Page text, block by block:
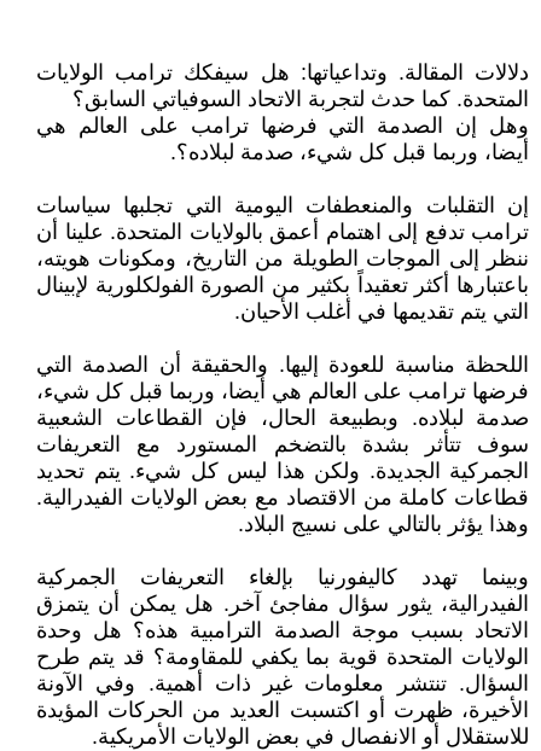
دلالات المقالة. وتداعياتها: هل سيفكك ترامب الولايات
المتحدة. كما حدث لتجربة الاتحاد السوفياتي السابق؟
وهل إن الصدمة التي فرضها ترامب على العالم هي
أيضا، وربما قبل كل شيء، صدمة لبلاده؟.
إن التقلبات والمنعطفات اليومية التي تجلبها سياسات
ترامب تدفع إلى اهتمام أعمق بالولايات المتحدة. علينا أن
ننظر إلى الموجات الطويلة من التاريخ، ومكونات هويته،
باعتبارها أكثر تعقيداً بكثير من الصورة الفولكلورية لإبينال
التي يتم تقديمها في أغلب الأحيان.
اللحظة مناسبة للعودة إليها. والحقيقة أن الصدمة التي
فرضها ترامب على العالم هي أيضا، وربما قبل كل شيء،
صدمة لبلاده. وبطبيعة الحال، فإن القطاعات الشعبية
سوف تتأثر بشدة بالتضخم المستورد مع التعريفات
الجمركية الجديدة. ولكن هذا ليس كل شيء. يتم تحديد
قطاعات كاملة من الاقتصاد مع بعض الولايات الفيدرالية.
وهذا يؤثر بالتالي على نسيج البلاد.
وبينما تهدد كاليفورنيا بإلغاء التعريفات الجمركية
الفيدرالية، يثور سؤال مفاجئ آخر. هل يمكن أن يتمزق
الاتحاد بسبب موجة الصدمة الترامبية هذه؟ هل وحدة
الولايات المتحدة قوية بما يكفي للمقاومة؟ قد يتم طرح
السؤال. تنتشر معلومات غير ذات أهمية. وفي الآونة
الأخيرة، ظهرت أو اكتسبت العديد من الحركات المؤيدة
للاستقلال أو الانفصال في بعض الولايات الأمريكية.